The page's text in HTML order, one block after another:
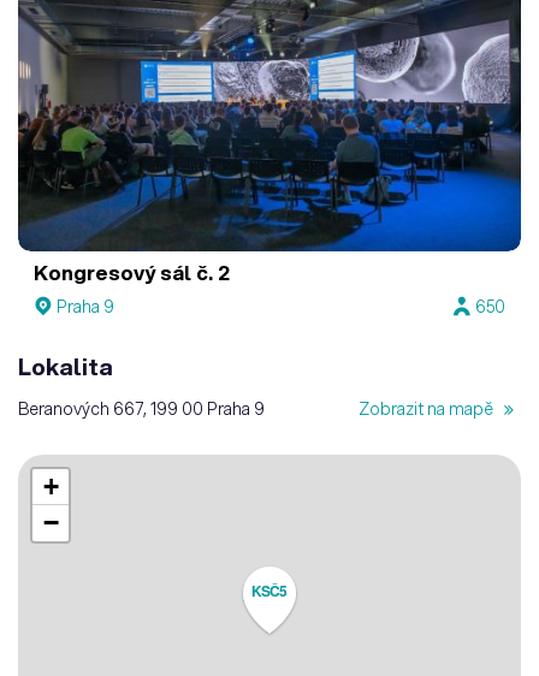
Kongresový sál č. 2
Praha 9 650
Lokalita
Beranových 667, 199 00 Praha 9 Zobrazit na mapě
KSČ5
+
−